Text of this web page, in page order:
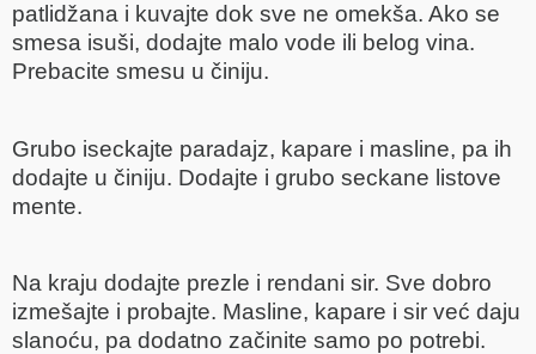
patlidžana i kuvajte dok sve ne omekša. Ako se
smesa isuši, dodajte malo vode ili belog vina.
Prebacite smesu u činiju.
Grubo iseckajte paradajz, kapare i masline, pa ih
dodajte u činiju. Dodajte i grubo seckane listove
mente.
Na kraju dodajte prezle i rendani sir. Sve dobro
izmešajte i probajte. Masline, kapare i sir već daju
slanoću, pa dodatno začinite samo po potrebi.